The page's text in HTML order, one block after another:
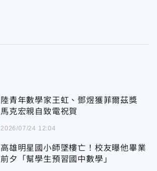
陸青年數學家王虹、鄧煜獲菲爾茲獎
馬克宏親自致電祝賀
2026/07/24 12:04
高雄明星國小師墜樓亡！校友曝他畢業
前夕「幫學生預習國中數學」